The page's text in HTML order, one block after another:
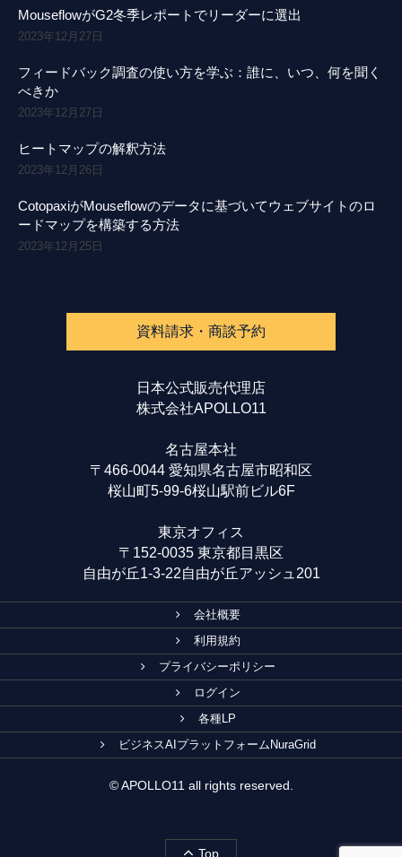
MouseflowがG2冬季レポートでリーダーに選出
2023年12月27日
フィードバック調査の使い方を学ぶ：誰に、いつ、何を聞く
べきか
2023年12月27日
ヒートマップの解釈方法
2023年12月26日
CotopaxiがMouseflowのデータに基づいてウェブサイトのロ
ードマップを構築する方法
2023年12月25日
資料請求・商談予約
日本公式販売代理店
株式会社APOLLO11
名古屋本社
〒466-0044 愛知県名古屋市昭和区
桜山町5-99-6桜山駅前ビル6F
東京オフィス
〒152-0035 東京都目黒区
自由が丘1-3-22自由が丘アッシュ201
会社概要
利用規約
プライバシーポリシー
ログイン
各種LP
ビジネスAIプラットフォームNuraGrid
© APOLLO11 all rights reserved.
Top